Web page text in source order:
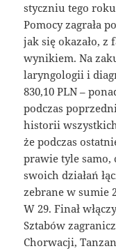
styczniu tego
Pomocy zagrała
jak się okazało,
wynikiem. Na
laryngologii i
830,10 PLN –
podczas
historii
że podczas
prawie tyle samo,
swoich działań
zebrane w sumie
W 29. Finał
Sztabów
Chorwacji,